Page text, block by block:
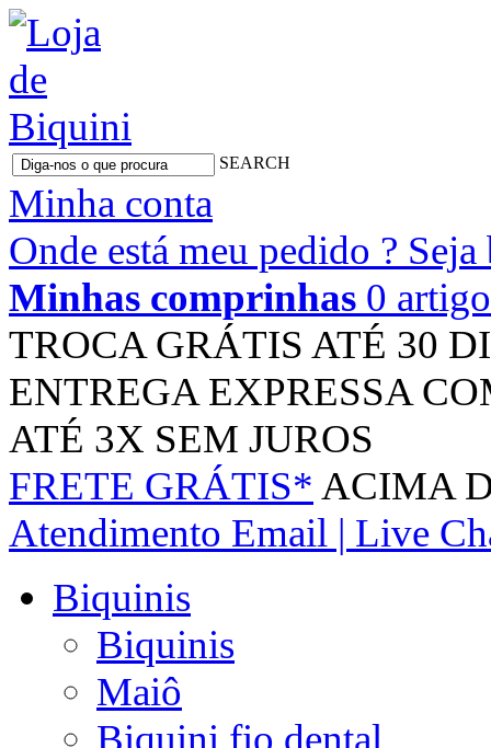
SEARCH
Minha conta
Onde está meu pedido ?
Minhas comprinhas 0
TROCA GRÁTIS ATÉ 30
ENTREGA EXPRESSA
ATÉ 3X SEM JUROS
FRETE GRÁTIS* ACIMA
Atendimento Email | Live
Biquinis
Biquinis
Maiô
Biquini fio dental